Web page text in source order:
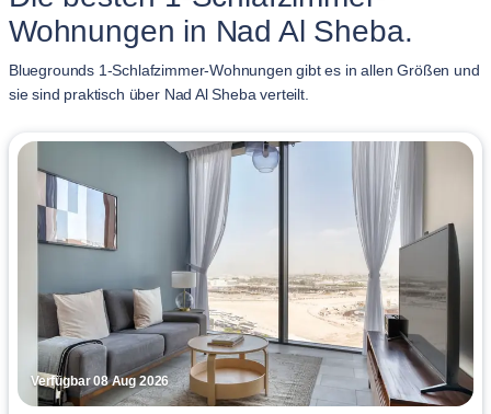
Wohnungen in Nad Al Sheba.
Bluegrounds 1-Schlafzimmer-Wohnungen gibt es in allen Größen und
sie sind praktisch über Nad Al Sheba verteilt.
Verfügbar 08 Aug 2026